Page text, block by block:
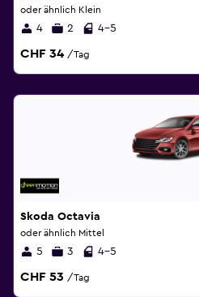
oder ähnlich Klein
4 2 4-5
CHF 34 /Tag
Skoda Octavia
oder ähnlich Mittel
5 3 4-5
CHF 53 /Tag